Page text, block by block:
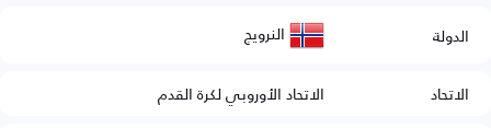
الدولة النرويج
الاتحاد
الاتحاد الأوروبي لكرة القدم